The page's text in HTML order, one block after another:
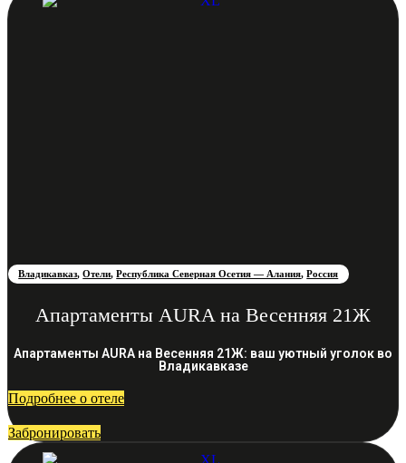
Владикавказ,Отели,Республика Северная Осетия — Алания,Россия
Апартаменты AURA на Весенняя 21Ж
Апартаменты AURA на Весенняя 21Ж: ваш уютный уголок во
Владикавказе
Подробнее о отеле
Забронировать